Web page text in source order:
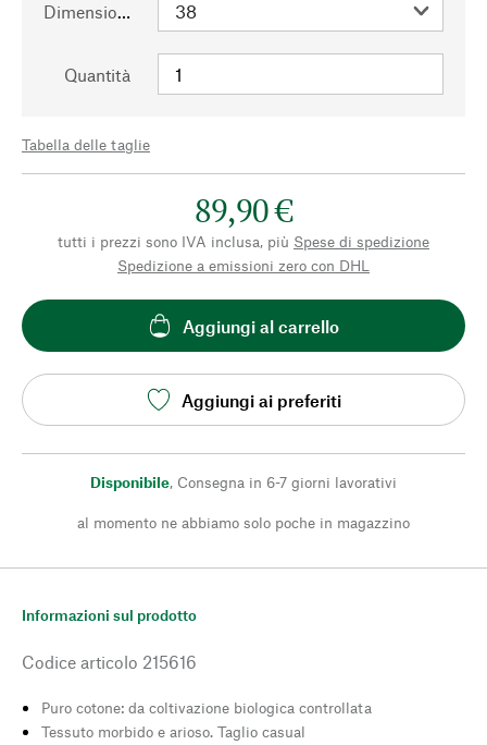
Dimensioni
Quantità
Tabella delle taglie
89,90 €
tutti i prezzi sono IVA inclusa, più Spese di spedizione
Spedizione a emissioni zero con DHL
Aggiungi al carrello
Aggiungi ai preferiti
Disponibile, Consegna in 6-7 giorni lavorativi
al momento ne abbiamo solo poche in magazzino
Informazioni sul prodotto
Codice articolo 215616
Puro cotone: da coltivazione biologica controllata
Tessuto morbido e arioso. Taglio casual